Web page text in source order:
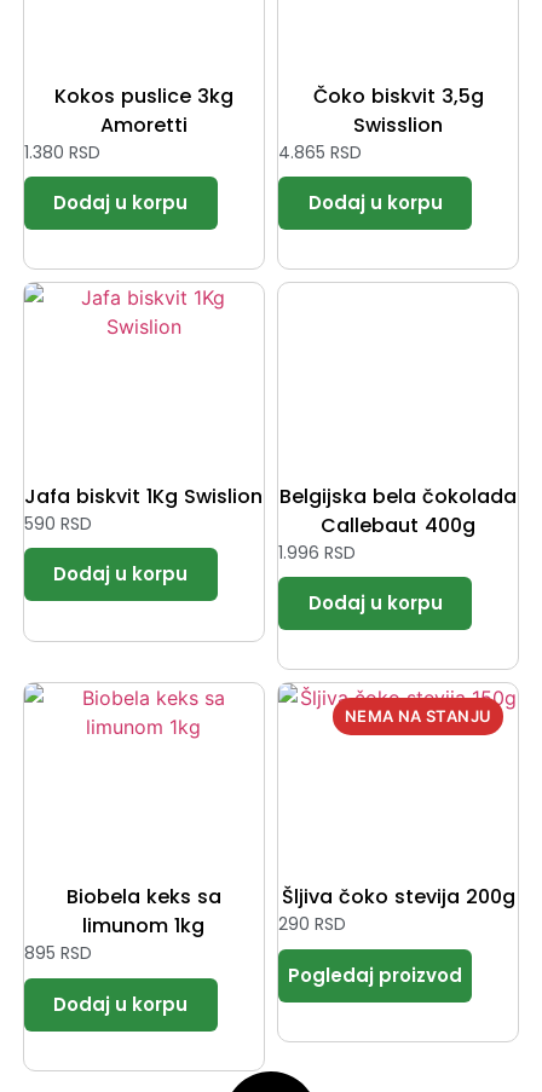
Kokos puslice 3kg
Amoretti
1.380 RSD
Čoko biskvit 3,5g
Swisslion
4.865 RSD
Jafa biskvit 1Kg Swislion
590 RSD
Belgijska bela čokolada
Callebaut 400g
1.996 RSD
Biobela keks sa
limunom 1kg
895 RSD
Šljiva čoko stevija 200g
290 RSD